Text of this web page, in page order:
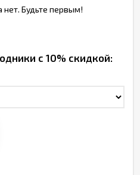
нет. Будьте первым!
с 10% скидкой: